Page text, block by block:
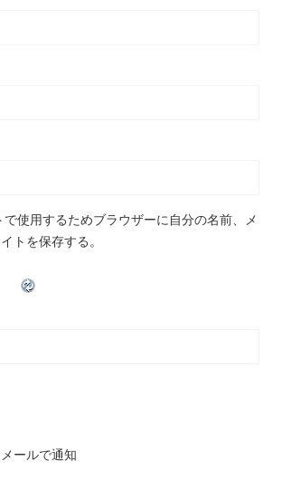
で使用するためブラウザーに自分の名前、メ
トを保存する。
ールで通知